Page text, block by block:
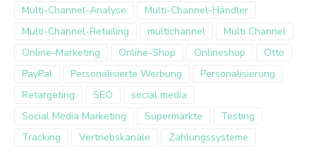
Multi-Channel-Analyse
Multi-Channel-Händler
Multi-Channel-Retailing
multichannel
Multi Channel
Online-Marketing
Online-Shop Onlineshop
Otto
PayPal
Personalisierte Werbung
Personalisierung
Retargeting
SEO
social media
Social Media Marketing
Supermärkte
Testing
Tracking
Vertriebskanäle Zahlungssysteme